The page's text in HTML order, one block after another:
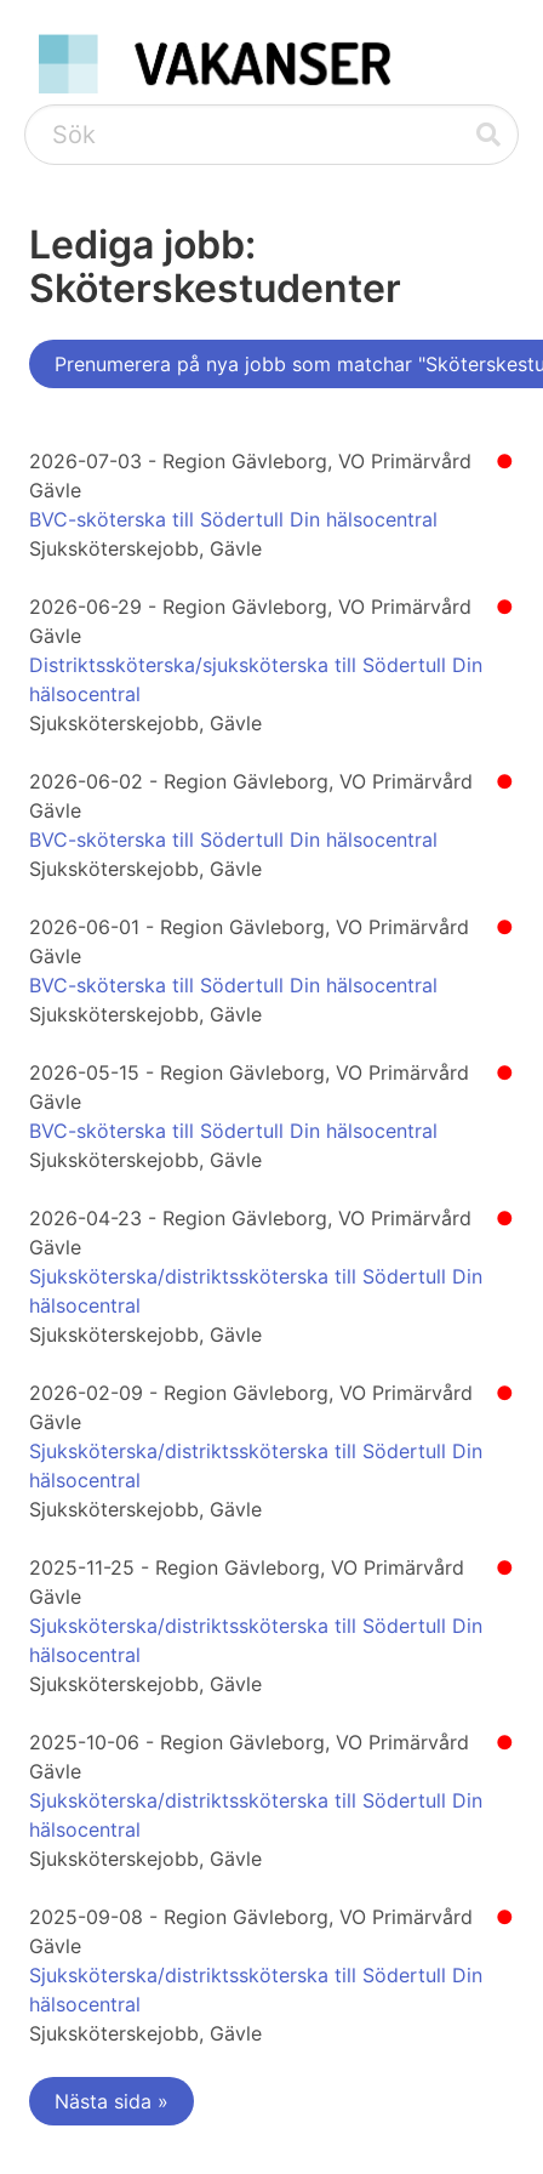
Lediga jobb:
Sköterskestudenter
Prenumerera på nya jobb som matchar
●
2026-07-03 - Region Gävleborg, VO Primärvård
Gävle
BVC-sköterska till Södertull Din hälsocentral
Sjuksköterskejobb, Gävle
●
2026-06-29 - Region Gävleborg, VO Primärvård
Gävle
Distriktssköterska/sjuksköterska till Södertull Din
hälsocentral
Sjuksköterskejobb, Gävle
●
2026-06-02 - Region Gävleborg, VO Primärvård
Gävle
BVC-sköterska till Södertull Din hälsocentral
Sjuksköterskejobb, Gävle
●
2026-06-01 - Region Gävleborg, VO Primärvård
Gävle
BVC-sköterska till Södertull Din hälsocentral
Sjuksköterskejobb, Gävle
●
2026-05-15 - Region Gävleborg, VO Primärvård
Gävle
BVC-sköterska till Södertull Din hälsocentral
Sjuksköterskejobb, Gävle
●
2026-04-23 - Region Gävleborg, VO Primärvård
Gävle
Sjuksköterska/distriktssköterska till Södertull Din
hälsocentral
Sjuksköterskejobb, Gävle
●
2026-02-09 - Region Gävleborg, VO Primärvård
Gävle
Sjuksköterska/distriktssköterska till Södertull Din
hälsocentral
Sjuksköterskejobb, Gävle
●
2025-11-25 - Region Gävleborg, VO Primärvård
Gävle
Sjuksköterska/distriktssköterska till Södertull Din
hälsocentral
Sjuksköterskejobb, Gävle
●
2025-10-06 - Region Gävleborg, VO Primärvård
Gävle
Sjuksköterska/distriktssköterska till Södertull Din
hälsocentral
Sjuksköterskejobb, Gävle
●
2025-09-08 - Region Gävleborg, VO Primärvård
Gävle
Sjuksköterska/distriktssköterska till Södertull Din
hälsocentral
Sjuksköterskejobb, Gävle
Nästa sida »